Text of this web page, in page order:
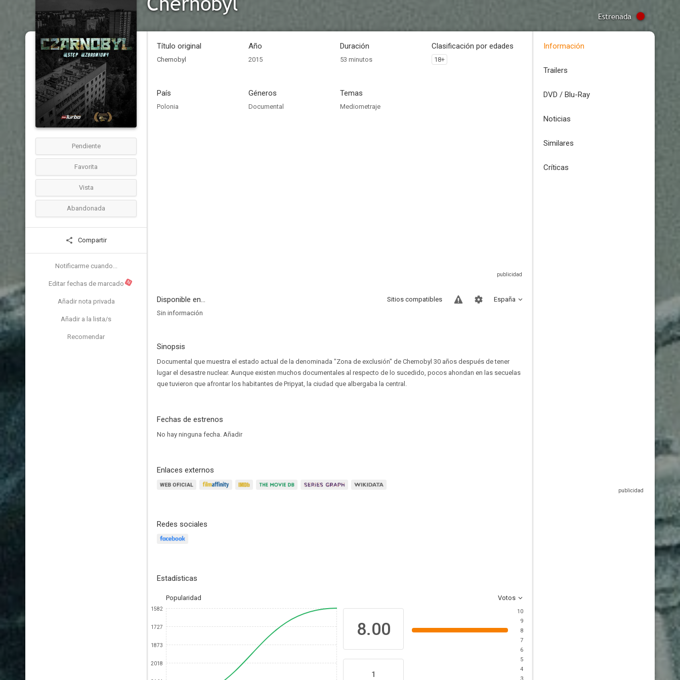
Estrenada
Pendiente
Favorita
Vista
Abandonada
Compartir
Notificarme cuando...
Editar fechas de marcado N
Añadir nota privada
Añadir a la lista/s
Recomendar
Título original
Chernobyl
Año
2015
Duración
53 minutos
Clasificación por edades
18+
País
Polonia
Géneros
Documental
Temas
Mediometraje
Disponible en... España
Sitios compatibles
Sin información
Sinopsis
Documental que muestra el estado actual de la denominada "Zona de exclusión" de Chernobyl 30 años después de tener
lugar el desastre nuclear. Aunque existen muchos documentales al respecto de lo sucedido, pocos ahondan en las secuelas
que tuvieron que afrontar los habitantes de Pripyat, la ciudad que albergaba la central.
Fechas de estrenos
No hay ninguna fecha. Añadir
Enlaces externos
Redes sociales
Estadísticas
Popularidad Votos
1582
1727
1873
2018
8.00
1
10
9
8
7
6
5
4
Información
Trailers
DVD / Blu-Ray
Noticias
Similares
Críticas